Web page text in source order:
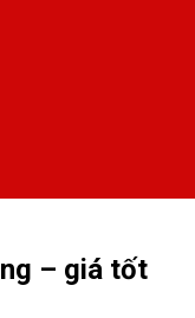
– giá tốt